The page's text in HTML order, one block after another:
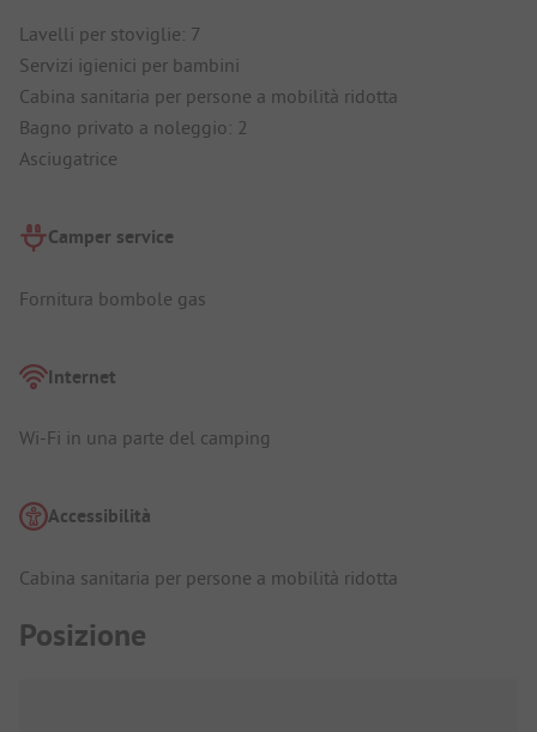
Lavelli per stoviglie: 7
Servizi igienici per bambini
Cabina sanitaria per persone a mobilità ridotta
Bagno privato a noleggio: 2
Asciugatrice
Camper service
Fornitura bombole gas
Internet
Wi-Fi in una parte del camping
Accessibilità
Cabina sanitaria per persone a mobilità ridotta
Posizione